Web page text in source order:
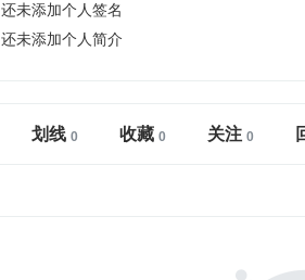
还未添加个人签名
还未添加个人简介
划线 收藏 关注